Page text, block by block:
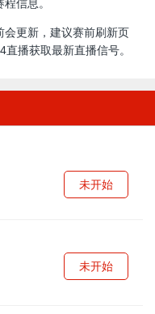
信息。
会更新，建议赛前刷新页
播获取最新直播信号。
未开始
未开始